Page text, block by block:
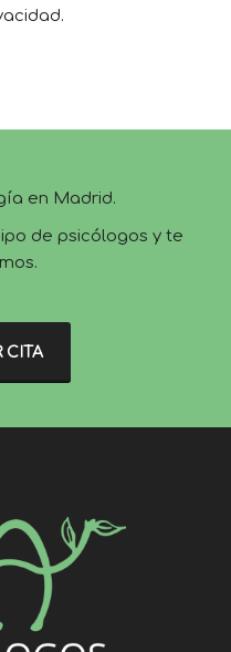
en Madrid.
de psicólogos y te
CITA